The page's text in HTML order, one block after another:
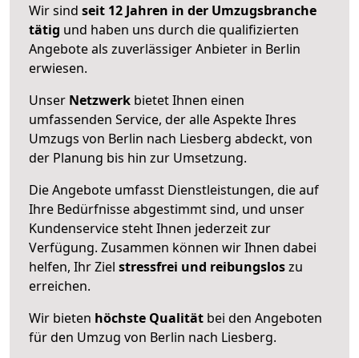
Wir sind seit 12 Jahren in der Umzugsbranche
tätig und haben uns durch die qualifizierten
Angebote als zuverlässiger Anbieter in Berlin
erwiesen.
Unser Netzwerk bietet Ihnen einen
umfassenden Service, der alle Aspekte Ihres
Umzugs von Berlin nach Liesberg abdeckt, von
der Planung bis hin zur Umsetzung.
Die Angebote umfasst Dienstleistungen, die auf
Ihre Bedürfnisse abgestimmt sind, und unser
Kundenservice steht Ihnen jederzeit zur
Verfügung. Zusammen können wir Ihnen dabei
helfen, Ihr Ziel stressfrei und reibungsloszu
erreichen.
Wir bieten höchste Qualität bei den Angeboten
für den Umzug von Berlin nach Liesberg.